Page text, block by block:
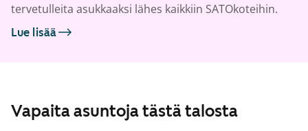
tervetulleita asukkaaksi lähes kaikkiin SATOkoteihin.
Lue lisää
Vapaita asuntoja tästä talosta
/27